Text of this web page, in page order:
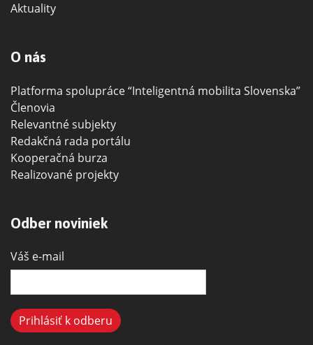
Aktuality
O nás
Platforma spolupráce “Inteligentná mobilita Slovenska”
Členovia
Relevantné subjekty
Redakčná rada portálu
Kooperačná burza
Realizované projekty
Odber noviniek
Váš e-mail